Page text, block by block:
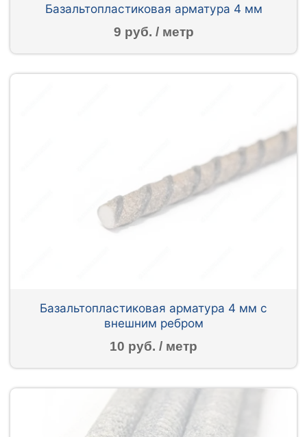
Базальтопластиковая арматура 4 мм
9 руб. / метр
Базальтопластиковая арматура 4 мм с
внешним ребром
10 руб. / метр